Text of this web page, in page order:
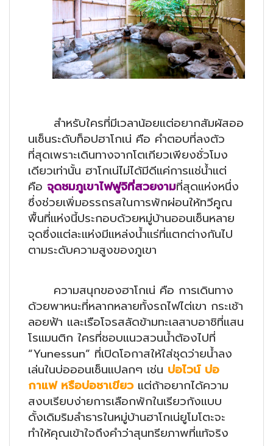
สำหรับใครที่มีเวลาน้อยแต่อยากสัมผัสออ
นเซ็นระดับท็อปฮาโกเน่ คือ คำตอบที่ลงตัว
ที่สุดเพราะเดินทางจากโตเกียวเพียงชั่วโมง
เดียวเท่านั้น ฮาโกเน่ไม่ได้มีดีแค่การแช่น้ำแต่
คือ จุดชมภูเขาไฟฟูจิที่สวยงามที่สุดแห่งหนึ่ง
ซึ่งช่วยเพิ่มอรรถรสในการพักผ่อนให้ทวีคูณ
พื้นที่แห่งนี้ประกอบด้วยหมู่บ้านออนเซ็นหลาย
จุดซึ่งแต่ละแห่งมีแหล่งน้ำแร่ที่แตกต่างกันไป
ตามระดับความสูงของภูเขา
ความสนุกของฮาโกเน่ คือ การเดินทาง
ด้วยพาหนะที่หลากหลายทั้งรถไฟไต่เขา กระเช้า
ลอยฟ้า และเรือโจรสลัดข้ามทะเลสาบอาชิที่แสน
โรแมนติก ใครที่ชอบแนวสวนน้ำต้องไปที่
“Yunessun” ที่เปิดโอกาสให้ใส่ชุดว่ายน้ำลง
เล่นในบ่อออนเซ็นแปลกๆ เช่น บ่อไวน์ บ่อ
กาแฟ หรือบ่อชาเขียวแต่ถ้าอยากได้ความ
สงบเรียบง่ายการเลือกพักในเรียวกังแบบ
ดั้งเดิมริมลำธารในหมู่บ้านฮาโกเน่ยูโมโตะจะ
ทำให้คุณเข้าใจถึงคำว่าสุนทรียภาพที่แท้จริง